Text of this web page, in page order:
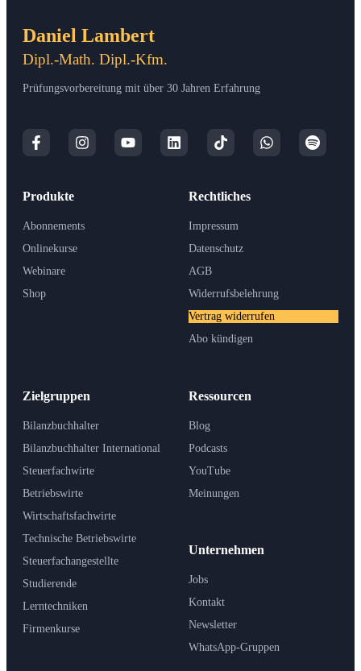
Daniel Lambert
Dipl.-Math. Dipl.-Kfm.
Prüfungsvorbereitung mit über 30 Jahren Erfahrung
Produkte
Abonnements
Onlinekurse
Webinare
Shop
Zielgruppen
Bilanzbuchhalter
Bilanzbuchhalter International
Steuerfachwirte
Betriebswirte
Wirtschaftsfachwirte
Technische Betriebswirte
Steuerfachangestellte
Studierende
Lerntechniken
Firmenkurse
Ressourcen
Blog
Podcasts
YouTube
Meinungen
Unternehmen
Jobs
Kontakt
Newsletter
WhatsApp-Gruppen
Rechtliches
Impressum
Datenschutz
AGB
Widerrufsbelehrung
Vertrag widerrufen
Abo kündigen